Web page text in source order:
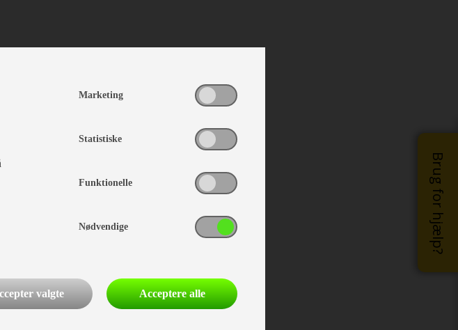
Brug for hjælp?
Marketing
Statistiske
Funktionelle
Nødvendige
valgte Acceptere alle